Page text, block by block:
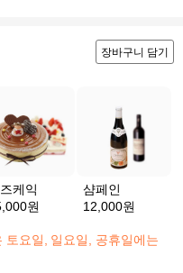
장바구니 담기
케익
원
샴페인
12,000원
토요일, 일요일, 공휴일에는